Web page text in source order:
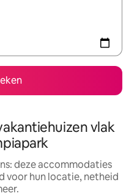
vlak
deze accommodaties
voor hun locatie, netheid